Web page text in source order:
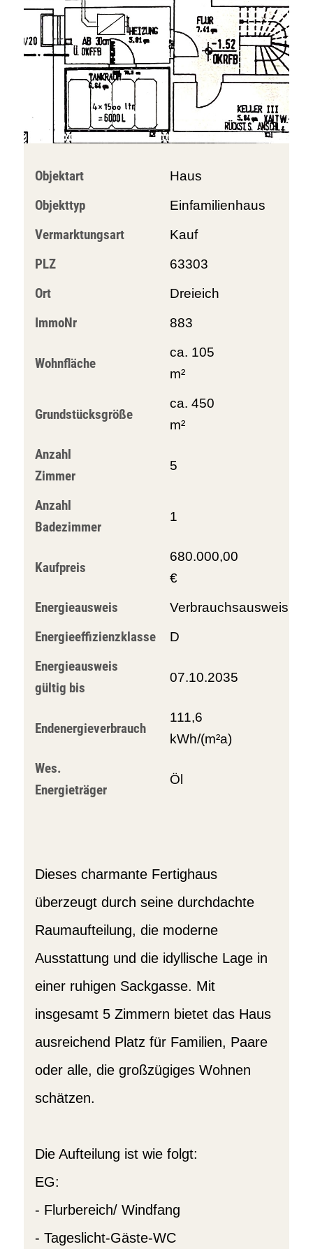
Objektart Haus
Objekttyp Einfamilienhaus
Vermarktungsart Kauf
PLZ 63303
Ort Dreieich
ImmoNr 883
Wohnfläche
ca. 105
m²
Grundstücksgröße
ca. 450
m²
Anzahl
Zimmer
5
Anzahl
Badezimmer
1
Kaufpreis
680.000,00
€
Energieausweis Verbrauchsausweis
Energieeffizienzklasse D
Energieausweis
gültig bis
07.10.2035
Endenergieverbrauch
111,6
kWh/(m²a)
Wes.
Energieträger
Öl
Dieses charmante Fertighaus
überzeugt durch seine durchdachte
Raumaufteilung, die moderne
Ausstattung und die idyllische Lage in
einer ruhigen Sackgasse. Mit
insgesamt 5 Zimmern bietet das Haus
ausreichend Platz für Familien, Paare
oder alle, die großzügiges Wohnen
schätzen.
Die Aufteilung ist wie folgt:
EG:
- Flurbereich/ Windfang
- Tageslicht-Gäste-WC